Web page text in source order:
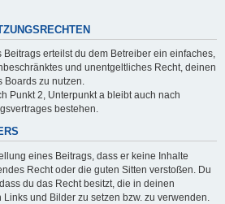
Beitrags erteilst du dem Betreiber ein einfaches,
und unentgeltliches Recht, deinen
Boards zu nutzen.
Punkt 2, Unterpunkt a bleibt auch nach
bestehen.
eines Beitrags, dass er keine Inhalte
Recht oder die guten Sitten verstoßen. Du
du das Recht besitzt, die in deinen
und Bilder zu setzen bzw. zu verwenden.